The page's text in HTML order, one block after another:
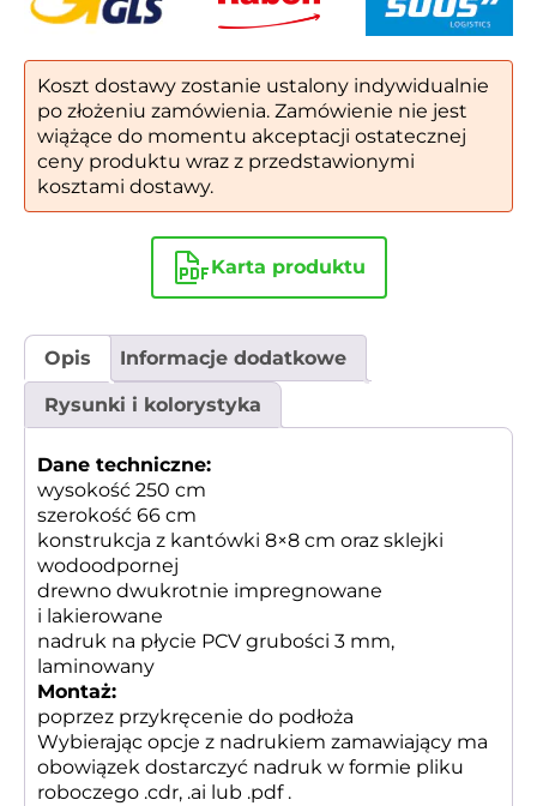
Koszt dostawy zostanie ustalony indywidualnie
po złożeniu zamówienia. Zamówienie nie jest
wiążące do momentu akceptacji ostatecznej
ceny produktu wraz z przedstawionymi
kosztami dostawy.
Karta produktu
Opis Informacje dodatkowe
Rysunki i kolorystyka
Dane techniczne:
wysokość 250 cm
szerokość 66 cm
konstrukcja z kantówki 8×8 cm oraz sklejki
wodoodpornej
drewno dwukrotnie impregnowane
i lakierowane
nadruk na płycie PCV grubości 3 mm,
laminowany
Montaż:
poprzez przykręcenie do podłoża
Wybierając opcje z nadrukiem zamawiający ma
obowiązek dostarczyć nadruk w formie pliku
roboczego .cdr, .ai lub .pdf .